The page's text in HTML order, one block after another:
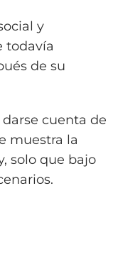
y
todavía
de su
cuenta de
muestra la
solo que bajo